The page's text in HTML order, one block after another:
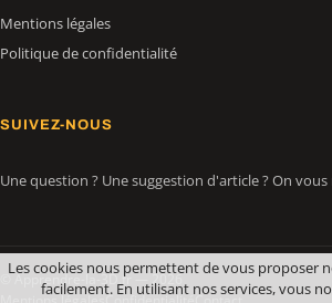
Mentions légales
Politique de confidentialité
SUIVEZ-NOUS
Une question ? Une suggestion d'article ? On
© Apprendre-la-3D.fr — 2026
Les cookies nous permettent de vous proposer
facilement. En utilisant nos services, vous